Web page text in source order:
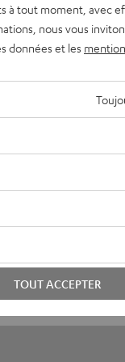
de plus moderne, il
vous contentez
un sens aigu de la
à tout moment, avec
nous vous
données et les
TOUT ACCEPTER